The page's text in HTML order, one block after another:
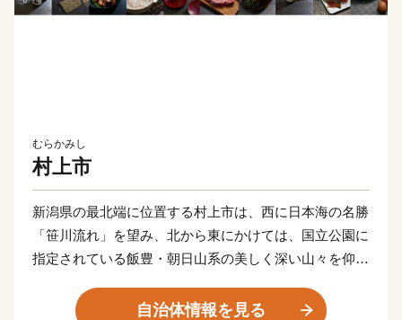
むらかみし
村上市
新潟県の最北端に位置する村上市は、西に日本海の名勝
「笹川流れ」を望み、北から東にかけては、国立公園に
指定されている飯豊・朝日山系の美しく深い山々を仰ぐ
また、古くからの城下町として知られ、「瀬波温泉」か
自治体情報を見る